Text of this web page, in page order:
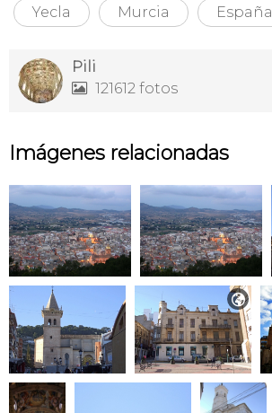
Yecla Murcia España
Pili
 121612 fotos
Imágenes relacionadas
